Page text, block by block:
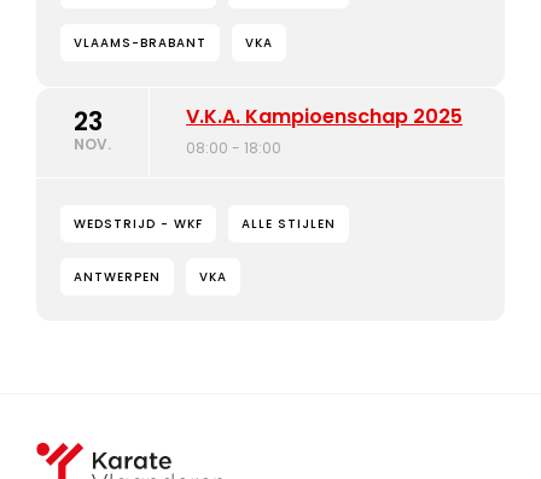
VLAAMS-BRABANT VKA
23
NOV.
V.K.A. Kampioenschap 2025
08:00 - 18:00
WEDSTRIJD - WKF ALLE STIJLEN
ANTWERPEN VKA